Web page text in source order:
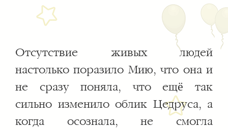
Отсутствие живых людей
настолько поразило Мию, что она и
не сразу поняла, что ещё так
сильно изменило облик Цедруса, а
когда осознала, не смогла